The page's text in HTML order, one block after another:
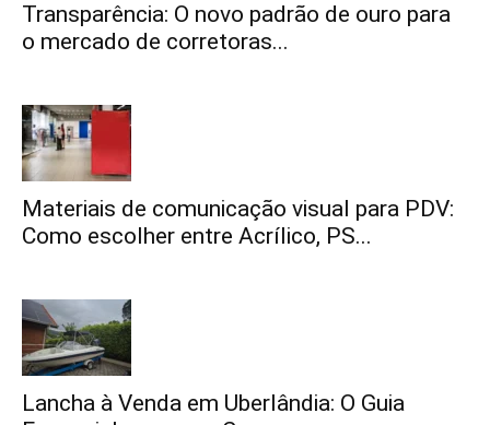
Transparência: O novo padrão de ouro para
o mercado de corretoras...
Materiais de comunicação visual para PDV:
Como escolher entre Acrílico, PS...
Lancha à Venda em Uberlândia: O Guia